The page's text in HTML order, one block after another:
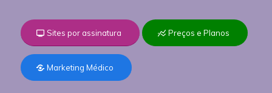
Sites por assinatura Preços e Planos
Marketing Médico